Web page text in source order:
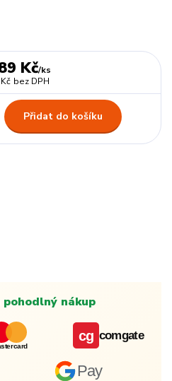
Kč/ks
bez DPH
Přidat do košíku
nákup
Pay
cg comgate